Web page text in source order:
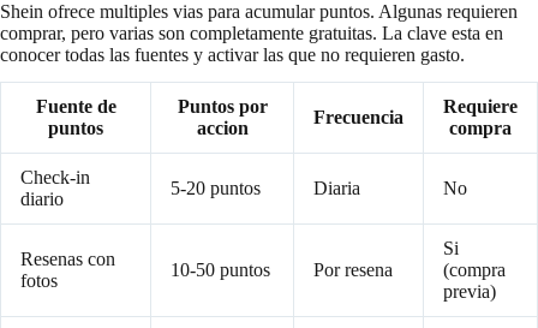
Shein ofrece multiples vias para acumular puntos. Algunas requieren
comprar, pero varias son completamente gratuitas. La clave esta en
conocer todas las fuentes y activar las que no requieren gasto.
Fuente de
puntos
Puntos por
accion
Frecuencia
Requiere
compra
Check-in
diario
5-20 puntos Diaria No
Resenas con
fotos
10-50 puntos Por resena
Si
(compra
previa)